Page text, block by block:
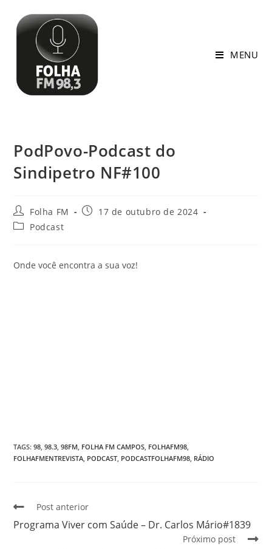
MENU
PodPovo-Podcast do
Sindipetro NF#100
Folha FM
17 de outubro de 2024
Podcast
Onde você encontra a sua voz!
TAGS:98 98.3 98FM FOLHA FM CAMPOS FOLHAFM98
FOLHAFMENTREVISTA PODCAST PODCASTFOLHAFM98 RÁDIO
Post anterior
Programa Viver com Saúde – Dr. Carlos Mário#1839
Próximo post